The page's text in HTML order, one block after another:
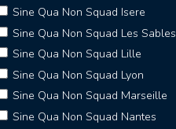
Sine Qua Non Squad Isere
Sine Qua Non Squad Les Sables
Sine Qua Non Squad Lille
Sine Qua Non Squad Lyon
Sine Qua Non Squad Marseille
Sine Qua Non Squad Nantes